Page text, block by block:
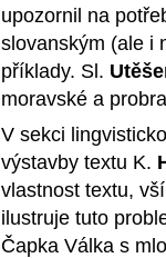
upozornil na
slovanským (ale i
příklady. Sl.
moravské a
V sekci
výstavby textu K.
vlastnost textu,
ilustruje tuto
Čapka Válka s